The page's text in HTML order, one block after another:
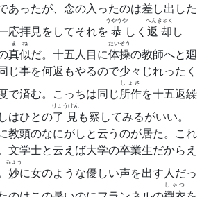
あったが、念の入ったのは差し出した
応拝見をしてそれを 恭
うやうや
しく 返却
へんきゃく
し
真似
まね
だ。十五人目に体操
たいそう
の教師へと廻
じ事を何返もやるので少々じれったく
で済む。こっちは同じ所作
しょさ
を十五返繰
はひとの了見
りょうけん
も察してみるがいい。
教頭のなにがしと云うのが居た。これ
文学士と云えば大学の卒業生だからえ
妙
みょう
に女のような優しい声を出す人だっ
しゃつ